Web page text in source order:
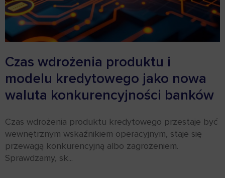
Czas wdrożenia produktu i
modelu kredytowego jako nowa
waluta konkurencyjności banków
Czas wdrożenia produktu kredytowego przestaje być
wewnętrznym wskaźnikiem operacyjnym, staje się
przewagą konkurencyjną albo zagrożeniem.
Sprawdzamy, sk...